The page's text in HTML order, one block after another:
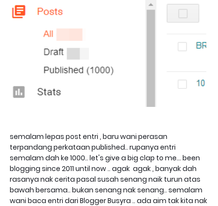
semalam lepas post entri , baru wani perasan
terpandang perkataan published.. rupanya entri
semalam dah ke 1000.. let's give a big clap to me... been
blogging since 2011 until now .. agak agak , banyak dah
rasanya nak cerita pasal susah senang naik turun atas
bawah bersama.. bukan senang nak senang.. semalam
wani baca entri dari Blogger Busyra .. ada aim tak kita nak